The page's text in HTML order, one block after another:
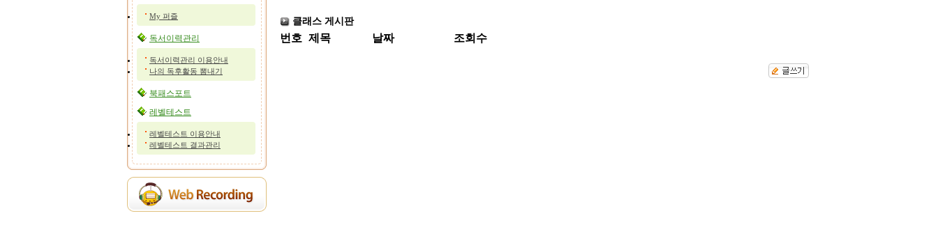
My 퍼즐
독서이력관리
독서이력관리 이용안내
나의 독후활동 뽐내기
북패스포트
레벨테스트
레벨테스트 이용안내
레벨테스트 결과관리
클래스 게시판
번호 제목 날짜 조회수